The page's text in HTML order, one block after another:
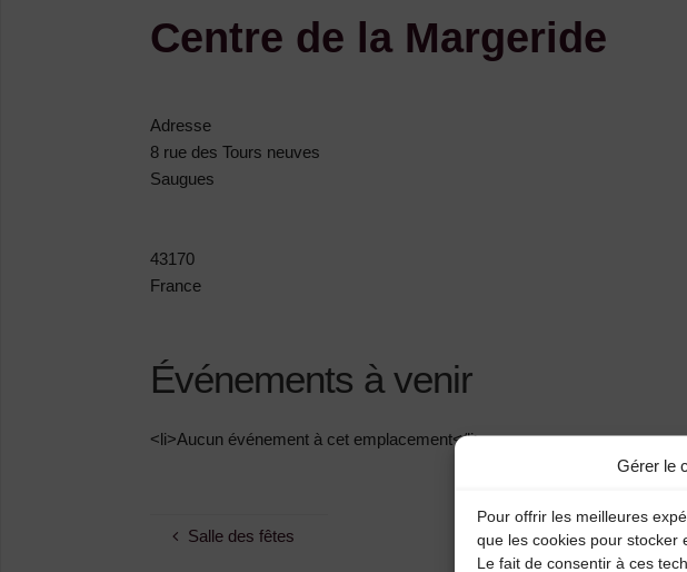
Gérer le
Pour offrir les meilleures
que les cookies pour stocker
Le fait de consentir à ces
Centre de la Margeride
Adresse
8 rue des Tours neuves
Saugues
43170
France
Événements à venir
<li>Aucun événement à cet emplacement</li>
Salle des fêtes